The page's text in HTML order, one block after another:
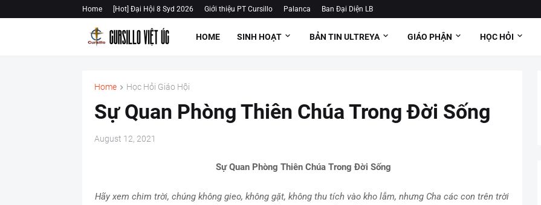
Home [Hot] Đại Hội 8 Syd 2026 Giới thiệu PT Cursillo Palanca Ban Đại Diện LB
HOME SINH HOẠT BẢN TIN ULTREYA GIÁO PHẬN HỌC HỎI
Home Học Hỏi Giáo Hội
Sự Quan Phòng Thiên Chúa Trong Đời Sống
August 12, 2021
Sự Quan Phòng Thiên Chúa Trong Đời Sống
Hãy xem chim trời, chúng không gieo, không gặt, không thu tích vào kho lẫm, nhưng Cha các con trên trời